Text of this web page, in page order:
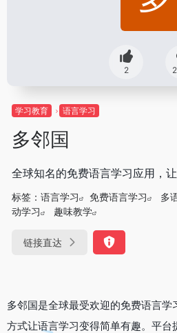
2
学习教育 语言学习
多邻国
全球知名的免费语言学习应用，
标签： 语言学习 免费语言学习 多
动学习
趣味教学
链接直达
多邻国是全球最受欢迎的免费语言学
方式让语言学习变得简单有趣。平台